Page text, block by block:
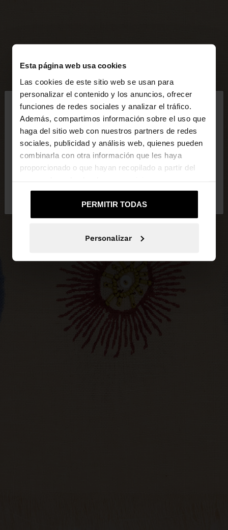
Esta página web usa cookies
Las cookies de este sitio web se usan para
personalizar el contenido y los anuncios, ofrecer
funciones de redes sociales y analizar el tráfico.
Además, compartimos información sobre el uso que
haga del sitio web con nuestros partners de redes
sociales, publicidad y análisis web, quienes pueden
combinarla con otra información que les haya
proporcionado o que hayan recopilado a partir del
PERMITIR TODAS
Personalizar
hola
Estás accediendo a la web de España. ¿Quieres ir a
la web de United States?